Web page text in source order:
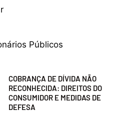
Públicos
COBRANÇA DE DÍVIDA NÃO
RECONHECIDA: DIREITOS DO
CONSUMIDOR E MEDIDAS DE
DEFESA